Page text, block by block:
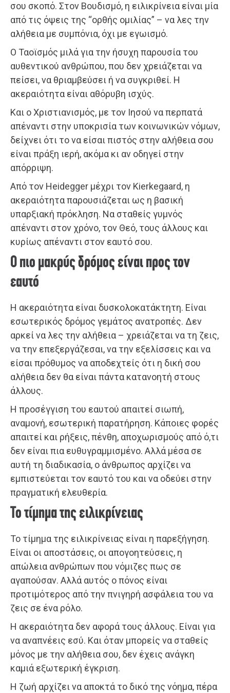
σου σκοπό. Στον Βουδισμό, η ειλικρίνεια είναι μία
από τις όψεις της “ορθής ομιλίας” – να λες την
αλήθεια με συμπόνια, όχι με εγωισμό.
Ο Ταοϊσμός μιλά για την ήσυχη παρουσία του
αυθεντικού ανθρώπου, που δεν χρειάζεται να
πείσει, να θριαμβεύσει ή να συγκριθεί. Η
ακεραιότητα είναι αθόρυβη ισχύς.
Και ο Χριστιανισμός, με τον Ιησού να περπατά
απέναντι στην υποκρισία των κοινωνικών νόμων,
δείχνει ότι το να είσαι πιστός στην αλήθεια σου
είναι πράξη ιερή, ακόμα κι αν οδηγεί στην
απόρριψη.
Από τον Heidegger μέχρι τον Kierkegaard, η
ακεραιότητα παρουσιάζεται ως η βασική
υπαρξιακή πρόκληση. Να σταθείς γυμνός
απέναντι στον χρόνο, τον Θεό, τους άλλους και
κυρίως απέναντι στον εαυτό σου.
Ο πιο μακρύς δρόμος είναι προς τον
εαυτό
Η ακεραιότητα είναι δυσκολοκατάκτητη. Είναι
εσωτερικός δρόμος γεμάτος ανατροπές. Δεν
αρκεί να λες την αλήθεια – χρειάζεται να τη ζεις,
να την επεξεργάζεσαι, να την εξελίσσεις και να
είσαι πρόθυμος να αποδεχτείς ότι η δική σου
αλήθεια δεν θα είναι πάντα κατανοητή στους
άλλους.
Η προσέγγιση του εαυτού απαιτεί σιωπή,
αναμονή, εσωτερική παρατήρηση. Κάποιες φορές
απαιτεί και ρήξεις, πένθη, αποχωρισμούς από ό,τι
δεν είναι πια ευθυγραμμισμένο. Αλλά μέσα σε
αυτή τη διαδικασία, ο άνθρωπος αρχίζει να
εμπιστεύεται τον εαυτό του και να οδεύει στην
πραγματική ελευθερία.
Το τίμημα της ειλικρίνειας
Το τίμημα της ειλικρίνειας είναι η παρεξήγηση.
Είναι οι αποστάσεις, οι απογοητεύσεις, η
απώλεια ανθρώπων που νόμιζες πως σε
αγαπούσαν. Αλλά αυτός ο πόνος είναι
προτιμότερος από την πνιγηρή ασφάλεια του να
ζεις σε ένα ρόλο.
Η ακεραιότητα δεν αφορά τους άλλους. Είναι για
να αναπνέεις εσύ. Και όταν μπορείς να σταθείς
μόνος με την αλήθεια σου, δεν έχεις ανάγκη
καμιά εξωτερική έγκριση.
Η ζωή αρχίζει να αποκτά το δικό της νόημα, πέρα